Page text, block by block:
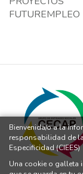
FUTUREMPLEO
Bienvenida/o a la
responsabilidad de
Especificidad (CIEES)
Una cookie o galleta